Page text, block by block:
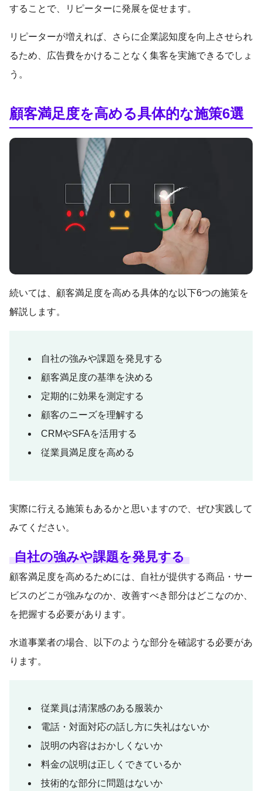
することで、リピーターに発展を促せます。
リピーターが増えれば、さらに企業認知度を向上させられ
るため、広告費をかけることなく集客を実施できるでしょ
う。
顧客満足度を高める具体的な施策6選
続いては、顧客満足度を高める具体的な以下6つの施策を
解説します。
自社の強みや課題を発見する
顧客満足度の基準を決める
定期的に効果を測定する
顧客のニーズを理解する
CRMやSFAを活用する
従業員満足度を高める
実際に行える施策もあるかと思いますので、ぜひ実践して
みてください。
自社の強みや課題を発見する
顧客満足度を高めるためには、自社が提供する商品・サー
ビスのどこが強みなのか、改善すべき部分はどこなのか、
を把握する必要があります。
水道事業者の場合、以下のような部分を確認する必要があ
ります。
従業員は清潔感のある服装か
電話・対面対応の話し方に失礼はないか
説明の内容はおかしくないか
料金の説明は正しくできているか
技術的な部分に問題はないか